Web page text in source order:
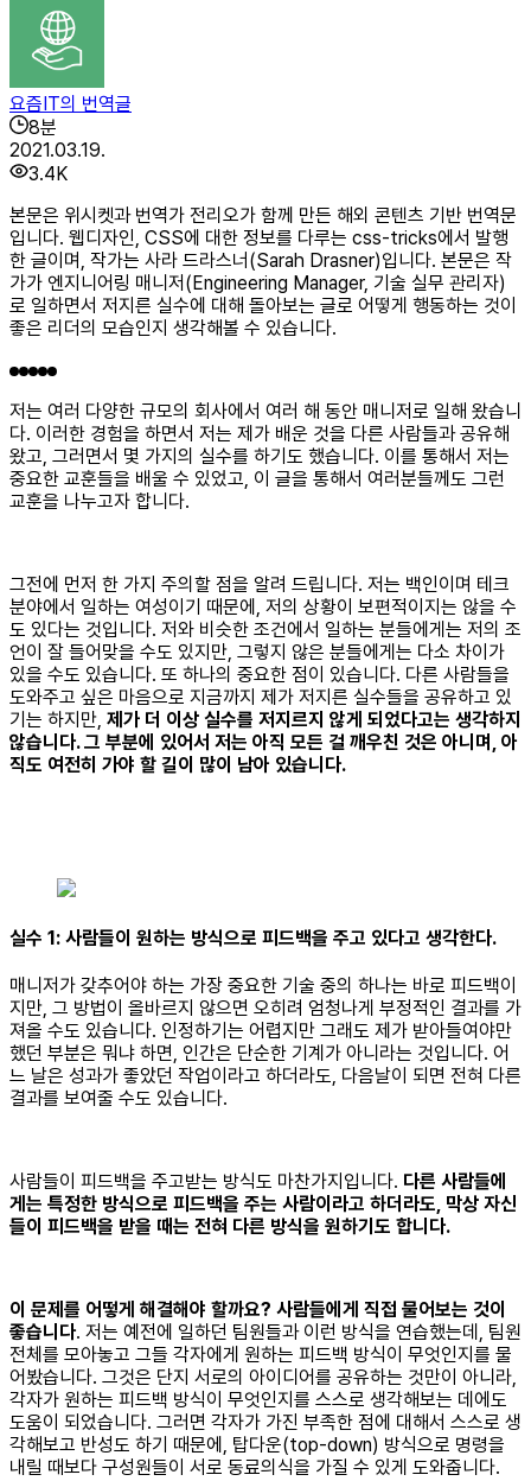
요즘IT의 번역글
8분
2021.03.19.
3.4K
본문은 위시켓과 번역가 전리오가 함께 만든 해외 콘텐츠 기반 번역문
입니다. 웹디자인, CSS에 대한 정보를 다루는 css-tricks에서 발행
한 글이며, 작가는 사라 드라스너(Sarah Drasner)입니다. 본문은 작
가가 엔지니어링 매니저(Engineering Manager, 기술 실무 관리자)
로 일하면서 저지른 실수에 대해 돌아보는 글로 어떻게 행동하는 것이
좋은 리더의 모습인지 생각해볼 수 있습니다.
저는 여러 다양한 규모의 회사에서 여러 해 동안 매니저로 일해 왔습니
다. 이러한 경험을 하면서 저는 제가 배운 것을 다른 사람들과 공유해
왔고, 그러면서 몇 가지의 실수를 하기도 했습니다. 이를 통해서 저는
중요한 교훈들을 배울 수 있었고, 이 글을 통해서 여러분들께도 그런
교훈을 나누고자 합니다.
그전에 먼저 한 가지 주의할 점을 알려 드립니다. 저는 백인이며 테크
분야에서 일하는 여성이기 때문에, 저의 상황이 보편적이지는 않을 수
도 있다는 것입니다. 저와 비슷한 조건에서 일하는 분들에게는 저의 조
언이 잘 들어맞을 수도 있지만, 그렇지 않은 분들에게는 다소 차이가
있을 수도 있습니다. 또 하나의 중요한 점이 있습니다. 다른 사람들을
도와주고 싶은 마음으로 지금까지 제가 저지른 실수들을 공유하고 있
기는 하지만, 제가 더 이상 실수를 저지르지 않게 되었다고는 생각하지
않습니다. 그 부분에 있어서 저는 아직 모든 걸 깨우친 것은 아니며, 아
직도 여전히 가야 할 길이 많이 남아 있습니다.
실수 1: 사람들이 원하는 방식으로 피드백을 주고 있다고 생각한다.
매니저가 갖추어야 하는 가장 중요한 기술 중의 하나는 바로 피드백이
지만, 그 방법이 올바르지 않으면 오히려 엄청나게 부정적인 결과를 가
져올 수도 있습니다. 인정하기는 어렵지만 그래도 제가 받아들여야만
했던 부분은 뭐냐 하면, 인간은 단순한 기계가 아니라는 것입니다. 어
느 날은 성과가 좋았던 작업이라고 하더라도, 다음날이 되면 전혀 다른
결과를 보여줄 수도 있습니다.
사람들이 피드백을 주고받는 방식도 마찬가지입니다. 다른 사람들에
게는 특정한 방식으로 피드백을 주는 사람이라고 하더라도, 막상 자신
들이 피드백을 받을 때는 전혀 다른 방식을 원하기도 합니다.
이 문제를 어떻게 해결해야 할까요? 사람들에게 직접 물어보는 것이
좋습니다. 저는 예전에 일하던 팀원들과 이런 방식을 연습했는데, 팀원
전체를 모아놓고 그들 각자에게 원하는 피드백 방식이 무엇인지를 물
어봤습니다. 그것은 단지 서로의 아이디어를 공유하는 것만이 아니라,
각자가 원하는 피드백 방식이 무엇인지를 스스로 생각해보는 데에도
도움이 되었습니다. 그러면 각자가 가진 부족한 점에 대해서 스스로 생
각해보고 반성도 하기 때문에, 탑다운(top-down) 방식으로 명령을
내릴 때보다 구성원들이 서로 동료의식을 가질 수 있게 도와줍니다.